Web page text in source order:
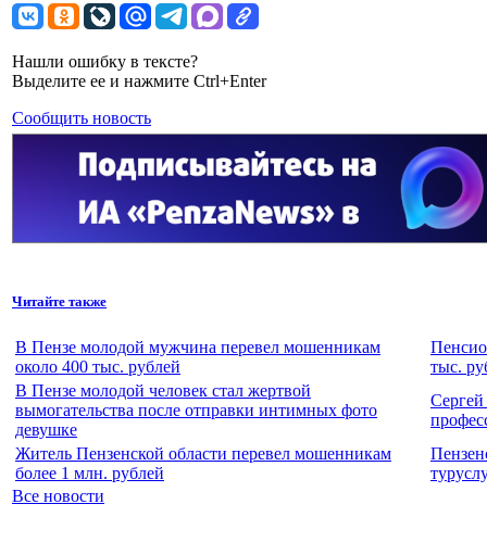
Нашли ошибку в тексте?
Выделите ее и нажмите Ctrl+Enter
Сообщить новость
Читайте также
В Пензе молодой мужчина перевел мошенникам
около 400 тыс. рублей
тыс.
В Пензе молодой человек стал жертвой
вымогательства после отправки интимных фото
девушке
Житель Пензенской области перевел мошенникам
более 1 млн. рублей
Все новости